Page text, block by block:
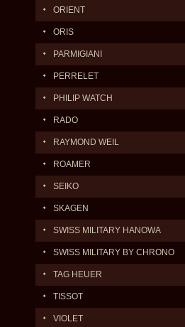
ORIENT
ORIS
PARMIGIANI
PERRELET
PHILIP WATCH
RADO
RAYMOND WEIL
ROAMER
SEIKO
SKAGEN
SWISS MILITARY HANOWA
SWISS MILITARY BY CHRONO
TAG HEUER
TISSOT
VIOLET